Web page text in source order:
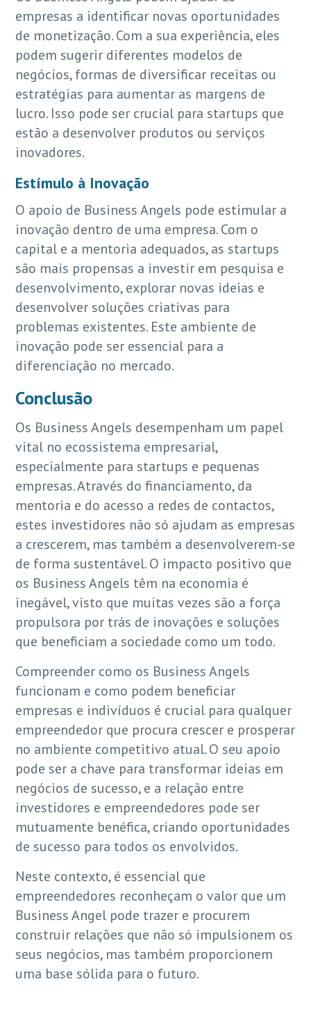
empresas a identificar novas oportunidades
de monetização. Com a sua experiência, eles
podem sugerir diferentes modelos de
negócios, formas de diversificar receitas ou
estratégias para aumentar as margens de
lucro. Isso pode ser crucial para startups que
estão a desenvolver produtos ou serviços
inovadores.
Estímulo à Inovação
O apoio de Business Angels pode estimular a
inovação dentro de uma empresa. Com o
capital e a mentoria adequados, as startups
são mais propensas a investir em pesquisa e
desenvolvimento, explorar novas ideias e
desenvolver soluções criativas para
problemas existentes. Este ambiente de
inovação pode ser essencial para a
diferenciação no mercado.
Conclusão
Os Business Angels desempenham um papel
vital no ecossistema empresarial,
especialmente para startups e pequenas
empresas. Através do financiamento, da
mentoria e do acesso a redes de contactos,
estes investidores não só ajudam as empresas
a crescerem, mas também a desenvolverem-se
de forma sustentável. O impacto positivo que
os Business Angels têm na economia é
inegável, visto que muitas vezes são a força
propulsora por trás de inovações e soluções
que beneficiam a sociedade como um todo.
Compreender como os Business Angels
funcionam e como podem beneficiar
empresas e indivíduos é crucial para qualquer
empreendedor que procura crescer e prosperar
no ambiente competitivo atual. O seu apoio
pode ser a chave para transformar ideias em
negócios de sucesso, e a relação entre
investidores e empreendedores pode ser
mutuamente benéfica, criando oportunidades
de sucesso para todos os envolvidos.
Neste contexto, é essencial que
empreendedores reconheçam o valor que um
Business Angel pode trazer e procurem
construir relações que não só impulsionem os
seus negócios, mas também proporcionem
uma base sólida para o futuro.